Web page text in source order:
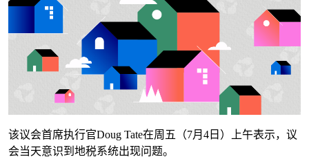
该议会首席执行官Doug Tate在周五（7月4日）上午表示，议
会当天意识到地税系统出现问题。